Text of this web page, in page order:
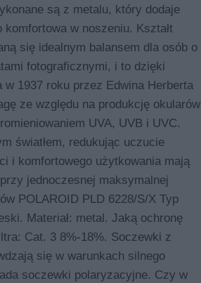
są z metalu, który dodaje
w noszeniu. Kształt
się idealnym balansem dla osób o
fotograficznymi, i to dzięki
w 1937 roku przez Edwina Herberta
ze względu na produkcję okularów
UVA, UVB i UVC.
światłem, redukując uczucie
i komfortowego użytkowania mają
jednoczesnej maksymalnej
POLAROID PLD 6228/S/X Typ
Materiał: metal. Jaką ochronę
Cat. 3 8%-18%. Soczewki z
się w warunkach silnego
soczewki polaryzacyjne. Czy w